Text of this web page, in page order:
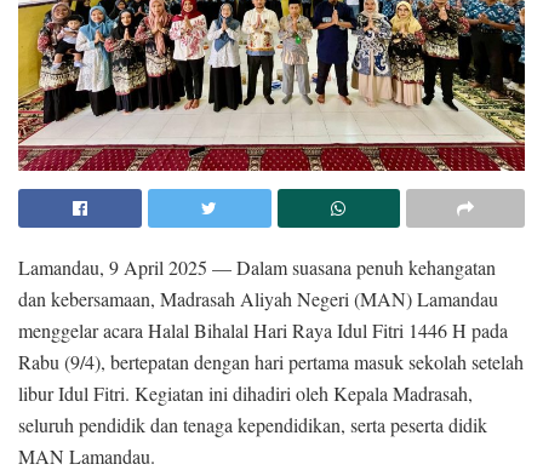
Lamandau, 9 April 2025 — Dalam suasana penuh kehangatan
dan kebersamaan, Madrasah Aliyah Negeri (MAN) Lamandau
menggelar acara Halal Bihalal Hari Raya Idul Fitri 1446 H pada
Rabu (9/4), bertepatan dengan hari pertama masuk sekolah setelah
libur Idul Fitri. Kegiatan ini dihadiri oleh Kepala Madrasah,
seluruh pendidik dan tenaga kependidikan, serta peserta didik
MAN Lamandau.